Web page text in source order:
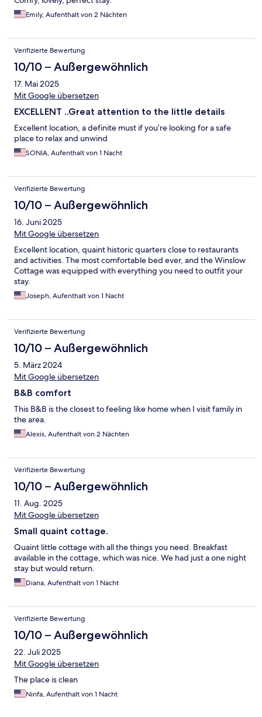
Emily, Aufenthalt von 2 Nächten
Verifizierte Bewertung
10/10 – Außergewöhnlich
17. Mai 2025
Mit Google übersetzen
EXCELLENT ..Great attention to the little details
Excellent location, a definite must if you’re looking for a safe
place to relax and unwind
SONIA, Aufenthalt von 1 Nacht
Verifizierte Bewertung
10/10 – Außergewöhnlich
16. Juni 2025
Mit Google übersetzen
Excellent location, quaint historic quarters close to restaurants
and activities. The most comfortable bed ever, and the Winslow
Cottage was equipped with everything you need to outfit your
stay.
Joseph, Aufenthalt von 1 Nacht
Verifizierte Bewertung
10/10 – Außergewöhnlich
5. März 2024
Mit Google übersetzen
B&B comfort
This B&B is the closest to feeling like home when I visit family in
the area.
Alexis, Aufenthalt von 2 Nächten
Verifizierte Bewertung
10/10 – Außergewöhnlich
11. Aug. 2025
Mit Google übersetzen
Small quaint cottage.
Quaint little cottage with all the things you need. Breakfast
available in the cottage, which was nice. We had just a one night
stay but would return.
Diana, Aufenthalt von 1 Nacht
Verifizierte Bewertung
10/10 – Außergewöhnlich
22. Juli 2025
Mit Google übersetzen
The place is clean
Ninfa, Aufenthalt von 1 Nacht